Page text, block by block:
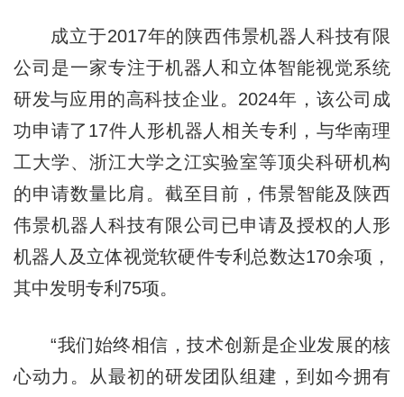
成立于2017年的陕西伟景机器人科技有限
公司是一家专注于机器人和立体智能视觉系统
研发与应用的高科技企业。2024年，该公司成
功申请了17件人形机器人相关专利，与华南理
工大学、浙江大学之江实验室等顶尖科研机构
的申请数量比肩。截至目前，伟景智能及陕西
伟景机器人科技有限公司已申请及授权的人形
机器人及立体视觉软硬件专利总数达170余项，
其中发明专利75项。
“我们始终相信，技术创新是企业发展的核
心动力。从最初的研发团队组建，到如今拥有